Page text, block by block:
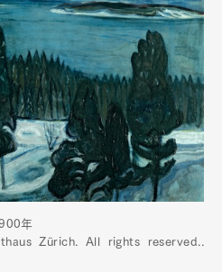
年
Zürich. All rights reserved..